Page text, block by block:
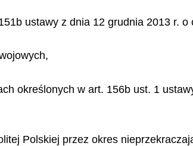
ustawy z dnia 12 grudnia 2013 r. o
określonych w art. 156b ust. 1
Polskiej przez okres